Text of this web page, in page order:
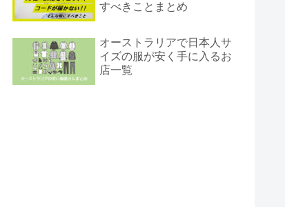
すべきことまとめ
オーストラリアで日本人サ
イズの服が安く手に入るお
店一覧